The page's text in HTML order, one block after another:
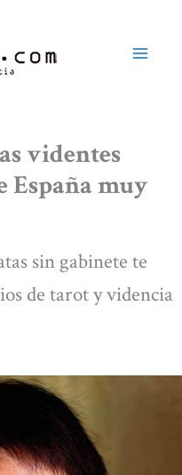
videntes
España muy
sin gabinete te
de tarot y videncia